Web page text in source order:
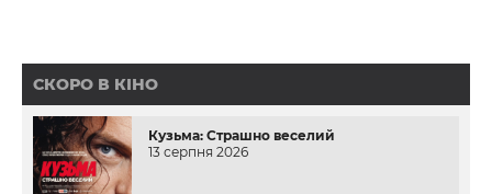
СКОРО В КІНО
Кузьма: Страшно веселий
13 серпня 2026